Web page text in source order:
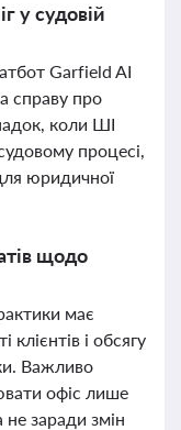
у судовій
Garfield AI
справу про
коли ШІ
процесі,
юридичної
щодо
має
клієнтів і обсягу
Важливо
офіс лише
не заради змін